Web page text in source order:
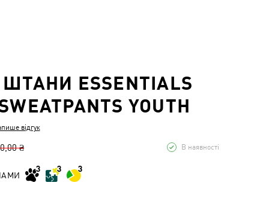
ESSENTIALS
YOUTH
відгук
₴ В наявності